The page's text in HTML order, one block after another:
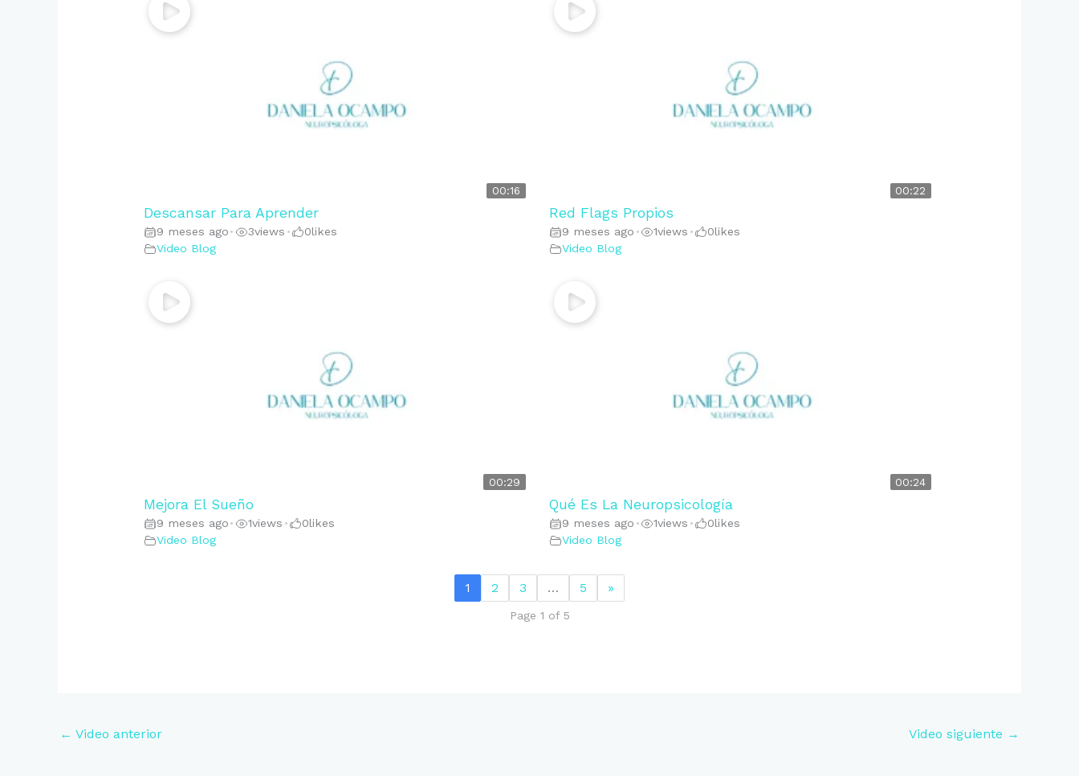
00:16
Descansar Para Aprender
9 meses ago • 3views • 0likes
Video Blog
00:22
Red Flags Propios
9 meses ago • 1views • 0likes
Video Blog
00:29
Mejora El Sueño
9 meses ago • 1views • 0likes
Video Blog
00:24
Qué Es La Neuropsicología
9 meses ago • 1views • 0likes
Video Blog
1 2 3 … 5 »
Page 1 of 5
← Video anterior Video siguiente →